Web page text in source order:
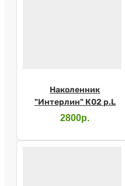
Наколенник
"Интерлин" К02 р.L
2800р.